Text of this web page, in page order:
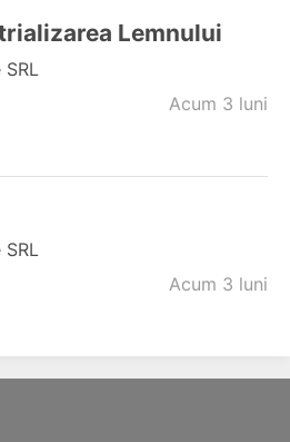
Lemnului
Acum 3 luni
Acum 3 luni